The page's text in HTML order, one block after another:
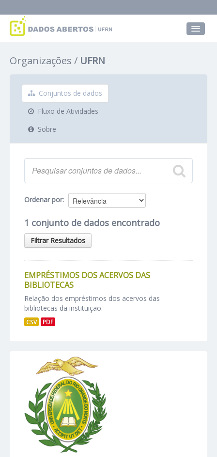
Grupos
Sobre
Organizações UFRN
Conjuntos de dados
Fluxo de Atividades
Sobre
Ordenar por
1 conjunto de dados encontrado
Filtrar Resultados
EMPRÉSTIMOS DOS ACERVOS DAS
BIBLIOTECAS
Relação dos empréstimos dos acervos das
bibliotecas da instituição.
CSV PDF